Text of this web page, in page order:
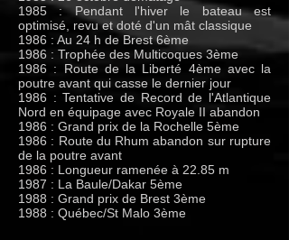
1985 : Pendant l'hiver le bateau est
optimisé, revu et doté d'un mât classique
1986 : Au 24 h de Brest 6ème
1986 : Trophée des Multicoques 3ème
1986 : Route de la Liberté 4ème avec la
poutre avant qui casse le dernier jour
1986 : Tentative de Record de l'Atlantique
Nord en équipage avec Royale II abandon
1986 : Grand prix de la Rochelle 5ème
1986 : Route du Rhum abandon sur rupture
de la poutre avant
1986 : Longueur ramenée à 22.85 m
1987 : La Baule/Dakar 5ème
1988 : Grand prix de Brest 3ème
1988 : Québec/St Malo 3ème